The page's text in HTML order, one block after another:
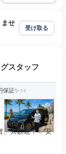
ませ
受け取る
スタッフ
保証✨
、大歓迎！ ✅安